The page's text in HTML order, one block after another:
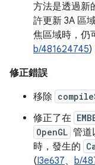
方法是透過新
許更新 3A 區
焦區域時，仍
b/481624745)
修正錯誤
移除
修正了在
OpenGL 管道
時，發生的
(I3e637、 b/